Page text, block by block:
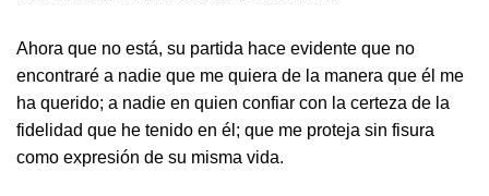
Ahora que no está, su partida hace evidente que no
encontraré a nadie que me quiera de la manera que él me
ha querido; a nadie en quien confiar con la certeza de la
fidelidad que he tenido en él; que me proteja sin fisura
como expresión de su misma vida.